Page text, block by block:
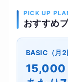
PICK UP
おすすめ
BASIC（月2
15,000